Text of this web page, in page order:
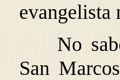
evangelista
No
San